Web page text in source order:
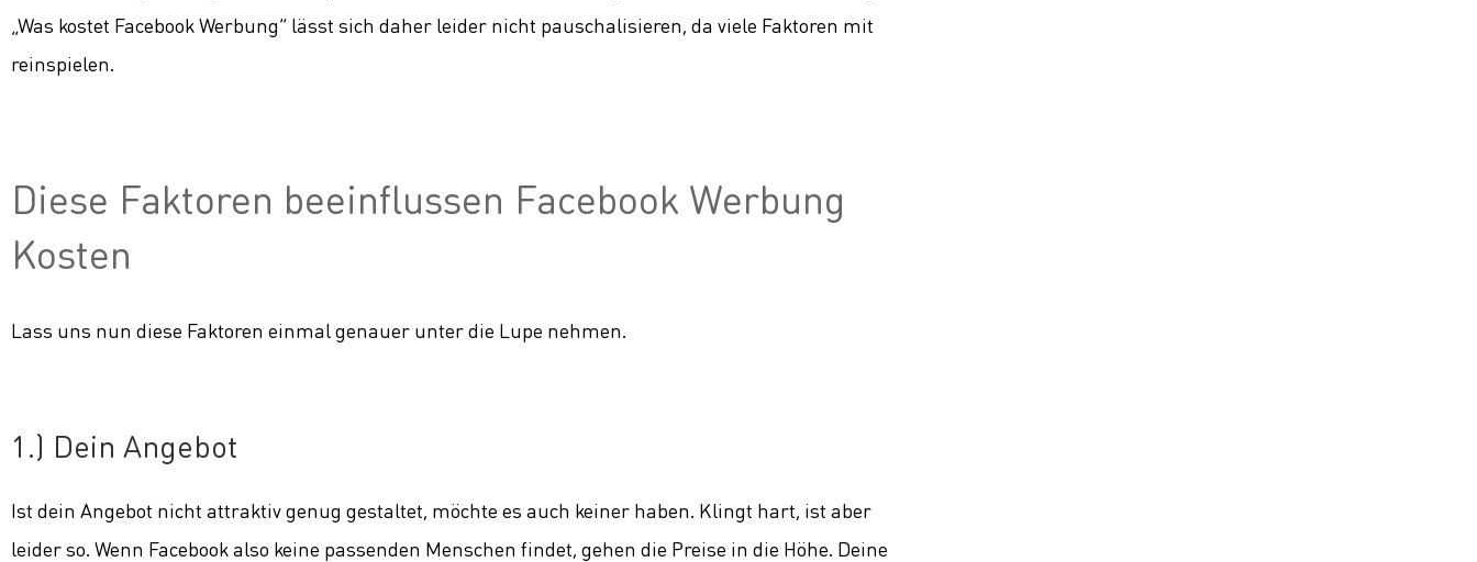
„Was kostet Facebook Werbung“ lässt sich daher leider nicht pauschalisieren, da viele Faktoren mit
reinspielen.
Diese Faktoren beeinflussen Facebook Werbung
Kosten
Lass uns nun diese Faktoren einmal genauer unter die Lupe nehmen.
1.) Dein Angebot
Ist dein Angebot nicht attraktiv genug gestaltet, möchte es auch keiner haben. Klingt hart, ist aber
leider so. Wenn Facebook also keine passenden Menschen findet, gehen die Preise in die Höhe. Deine